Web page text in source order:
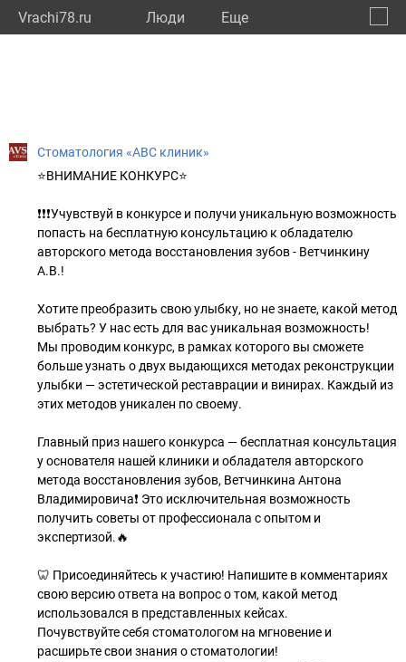
Vrachi78.ru Люди Eще
Стоматология «АВС клиник»
⭐ВНИМАНИЕ КОНКУРС⭐
❗❗❗Учувствуй в конкурсе и получи уникальную возможность
попасть на бесплатную консультацию к обладателю
авторского метода восстановления зубов - Ветчинкину
А.В.!
Хотите преобразить свою улыбку, но не знаете, какой метод
выбрать? У нас есть для вас уникальная возможность!
Мы проводим конкурс, в рамках которого вы сможете
больше узнать о двух выдающихся методах реконструкции
улыбки — эстетической реставрации и винирах. Каждый из
этих методов уникален по своему.
Главный приз нашего конкурса — бесплатная консультация
у основателя нашей клиники и обладателя авторского
метода восстановления зубов, Ветчинкина Антона
Владимировича❗ Это исключительная возможность
получить советы от профессионала с опытом и
экспертизой.🔥
🦷 Присоединяйтесь к участию! Напишите в комментариях
свою версию ответа на вопрос о том, какой метод
использовался в представленных кейсах.
Почувствуйте себя стоматологом на мгновение и
расширьте свои знания о стоматологии!